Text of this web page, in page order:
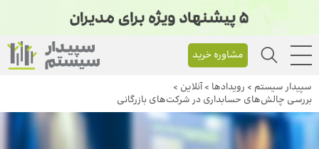
مشاوره خرید
سپیدار سیستم > رویداد‌ها >آنلاین >
بررسی چالش‌های حسابداری در شرکت‌های بازرگانی